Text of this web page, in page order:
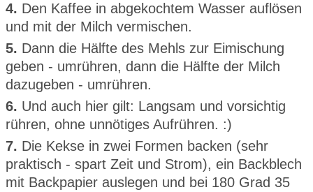
4. Den Kaffee in abgekochtem Wasser auflösen
und mit der Milch vermischen.
5. Dann die Hälfte des Mehls zur Eimischung
geben - umrühren, dann die Hälfte der Milch
dazugeben - umrühren.
6. Und auch hier gilt: Langsam und vorsichtig
rühren, ohne unnötiges Aufrühren. :)
7. Die Kekse in zwei Formen backen (sehr
praktisch - spart Zeit und Strom), ein Backblech
mit Backpapier auslegen und bei 180 Grad 35